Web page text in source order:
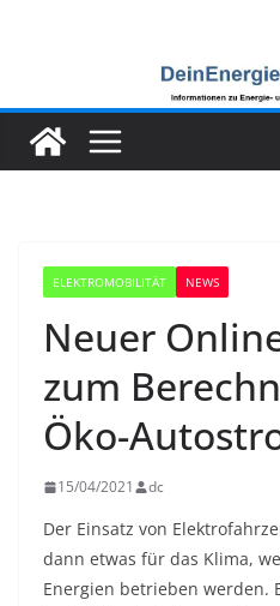
ELEKTROMOBILITÄT NEWS
Neuer
zum
Öko-
15/04/2021 dc
Der Einsatz von
dann etwas für das Klima,
Energien betrieben werden.